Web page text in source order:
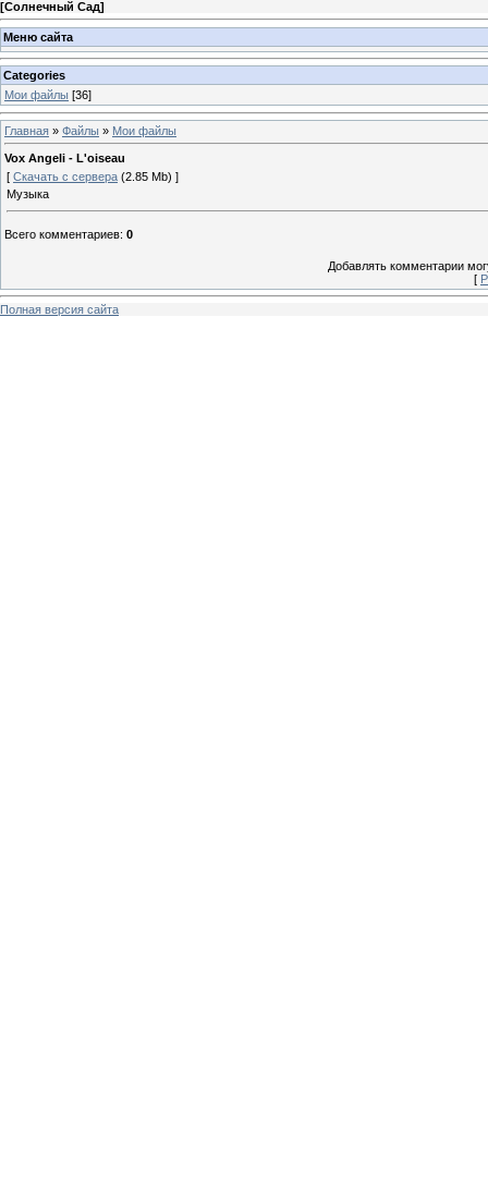
[Солнечный Сад]
Меню сайта
Categories
Мои файлы [36]
Главная » Файлы » Мои файлы
Vox Angeli - L'oiseau
[ Скачать с сервера (2.85 Mb) ]
Музыка
Всего комментариев: 0
Добавлять комментарии
[
Полная версия сайта